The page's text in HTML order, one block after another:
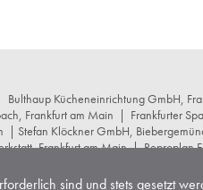
sind und stets gesetzt
Bulthaup Kücheneinrichtung GmbH,
Frankfurt am Main | Frankfurter
| Stefan Klöckner GmbH,
Frankfurt am Main|Reproplan
GmbH, Frankfurt am Main|